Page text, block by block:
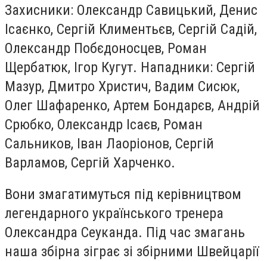
Захисники: Олександр Савицький, Денис
Ісаєнко, Сергій Климентьєв, Сергій Садій,
Олександр Побєдоносцев, Роман
Щербатюк, Ігор Кугут. Нападники: Сергій
Мазур, Дмитро Христич, Вадим Сисюк,
Олег Шафаренко, Артем Бондарєв, Андрій
Срюбко, Олександр Ісаєв, Роман
Сальников, Іван Лаоріонов, Сергій
Варламов, Сергій Харченко.
Вони змагатимуться під керівництвом
легендарного українського тренера
Олександра Сеуканда. Під час змагань
наша збірна зіграє зі збірними Швейцарії